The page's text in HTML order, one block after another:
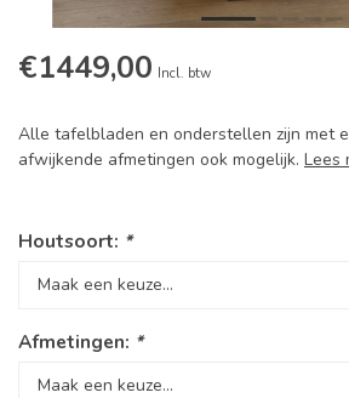
€1449,00 Incl. btw
Alle tafelbladen en onderstellen zijn met
afwijkende afmetingen ook mogelijk. Lees
Houtsoort: *
Afmetingen: *